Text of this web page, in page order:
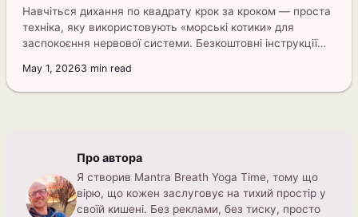
Навчіться дихання по квадрату крок за кроком — проста
техніка, яку використовують «морські котики» для
заспокоєння нервової системи. Безкоштовні інструкції
May 1, 20263 min read
Про автора
Я створив Mantra Breath Yoga Time, тому що
вірю, що кожен заслуговує на тихий простір у
своїй кишені. Без реклами, без тиску, просто